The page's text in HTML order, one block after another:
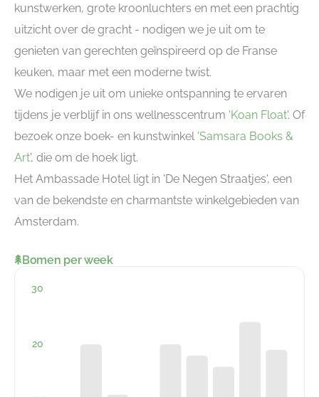
kunstwerken, grote kroonluchters en met een prachtig
uitzicht over de gracht - nodigen we je uit om te
genieten van gerechten geïnspireerd op de Franse
keuken, maar met een moderne twist.
We nodigen je uit om unieke ontspanning te ervaren
tijdens je verblijf in ons wellnesscentrum 'Koan Float'. Of
bezoek onze boek- en kunstwinkel 'Samsara Books &
Art', die om de hoek ligt.
Het Ambassade Hotel ligt in 'De Negen Straatjes', een
van de bekendste en charmantste winkelgebieden van
Amsterdam.
Bomen per week